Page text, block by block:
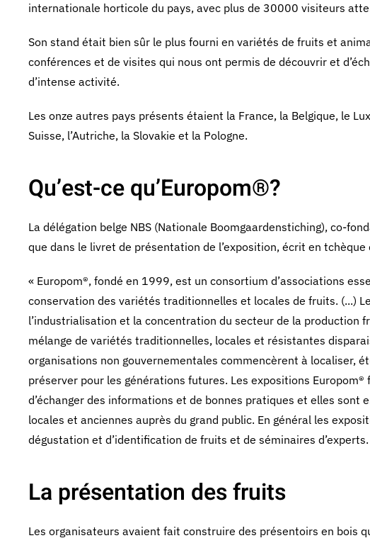
internationale horticole du pays, avec plus de 30000 visiteurs
Son stand était bien sûr le plus fourni en variétés de fruits et
conférences et de visites qui nous ont permis de découvrir et
d’intense activité.
Les onze autres pays présents étaient la France, la Belgique, le
Suisse, l’Autriche, la Slovakie et la Pologne.
Qu’est-ce qu’Europom®?
La délégation belge NBS (Nationale Boomgaardenstiching), co-
que dans le livret de présentation de l’exposition, écrit en tchèque
« Europom®, fondé en 1999, est un consortium d’associations
conservation des variétés traditionnelles et locales de fruits. (...)
l’industrialisation et la concentration du secteur de la production
mélange de variétés traditionnelles, locales et résistantes
organisations non gouvernementales commencèrent à localiser,
préserver pour les générations futures. Les expositions
d’échanger des informations et de bonnes pratiques et elles
locales et anciennes auprès du grand public. En général les
dégustation et d’identification de fruits et de séminaires d’experts.
La présentation des fruits
Les organisateurs avaient fait construire des présentoirs en bois